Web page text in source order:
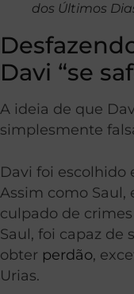
dos Últimos
Davi “se
A ideia de que
simplesmente
Davi foi escolhido
Assim como Saul,
culpado de
Saul, foi capaz de
obter perdão,
Urias.